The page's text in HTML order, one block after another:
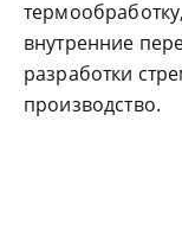
внутренние
разработки
производство.